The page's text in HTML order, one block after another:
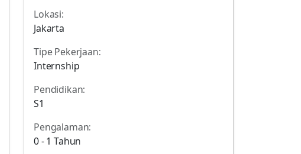
Lokasi:
Jakarta
Tipe Pekerjaan:
Internship
Pendidikan:
S1
Pengalaman:
0 - 1 Tahun